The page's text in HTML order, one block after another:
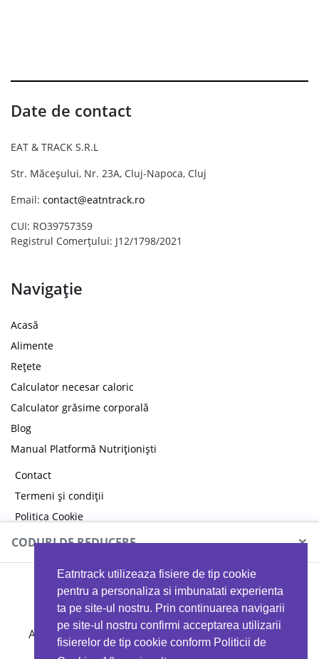
Eatntrack utilizeaza fisiere de tip cookie
pentru a personaliza si imbunatati experienta
ta pe site-ul nostru. Prin continuarea navigarii
pe site-ul nostru confirmi acceptarea utilizarii
fisierelor de tip cookie conform Politicii de
Date de contact
EAT & TRACK S.R.L
Str. Măceșului, Nr. 23A, Cluj-Napoca, Cluj
Email: contact@eatntrack.ro
CUI: RO39757359
Registrul Comerțului: J12/1798/2021
Navigație
Acasă
Alimente
Rețete
Calculator necesar caloric
Calculator grăsime corporală
Blog
Manual Platformă Nutriționiști
Contact
Termeni și condiții
Politica Cookie
Politica de confidențialitate
CODURI DE REDUCERE ×
MYPROTEIN
Ai 40%reducere la orice comandă folosind codul
EATTRACK